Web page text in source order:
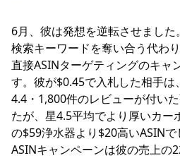
6月、彼は発想を逆転させまし
検索キーワードを奪い合う代わ
直接ASINターゲティングのキャ
す。彼が$0.45で入札した相手は
4.4・1,800件のレビューが付い
たが、星4.5平均でより厚いカー
の$59浄水器より$20高いASIN
ASINキャンペーンは彼の売上の